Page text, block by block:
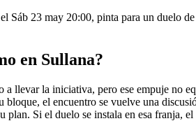
Sáb 23 may 20:00, pinta para un duelo
en Sullana?
llevar la iniciativa, pero ese empuje no
bloque, el encuentro se vuelve una
plan. Si el duelo se instala en esa franja,